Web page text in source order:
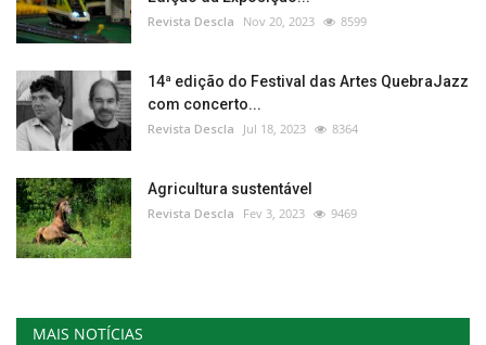
Revista Descla Nov 20, 2023 8599
14ª edição do Festival das Artes QuebraJazz
com concerto...
Revista Descla Jul 18, 2023 8364
Agricultura sustentável
Revista Descla Fev 3, 2023 9469
MAIS NOTÍCIAS